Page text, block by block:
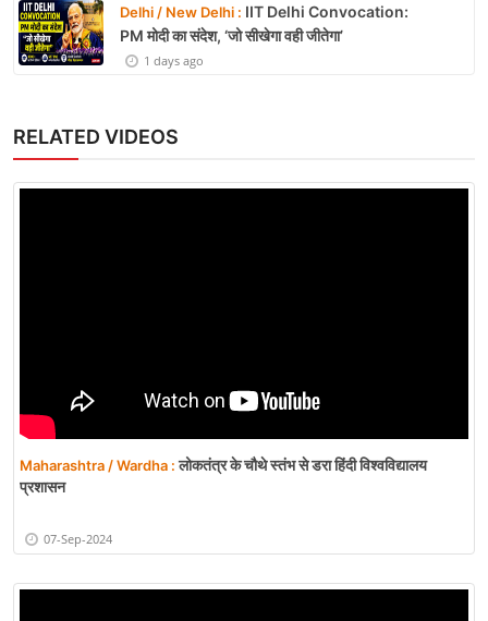
Delhi / New Delhi : IIT Delhi Convocation:
PM मोदी का संदेश, ‘जो सीखेगा वही जीतेगा’
1 days ago
RELATED VIDEOS
Maharashtra / Wardha :लोकतंत्र के चौथे स्तंभ से डरा हिंदी विश्वविद्यालय
प्रशासन
07-Sep-2024